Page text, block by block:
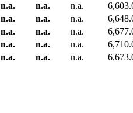
n.a. n.a. n.a.
n.a. n.a. n.a.
n.a. n.a. n.a.
n.a. n.a. n.a.
n.a. n.a. n.a.